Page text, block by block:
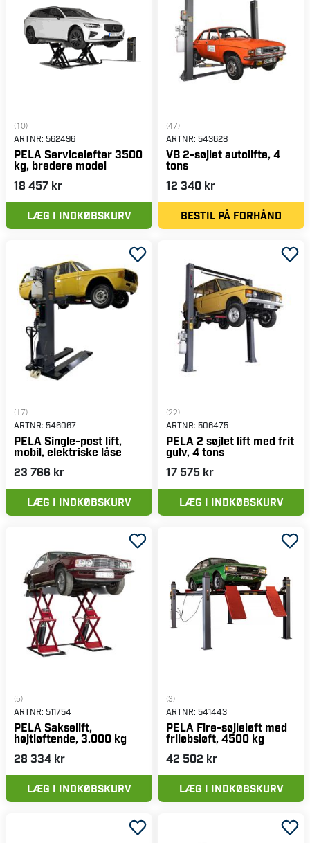
professionelt løfteudstyr til værkstedet.
(10)
ARTNR: 562496
PELA Serviceløfter 3500
kg, bredere model
18 457 kr
LÆG I INDKØBSKURV
(47)
ARTNR: 543628
VB 2-søjlet autolifte, 4
tons
12 340 kr
BESTIL PÅ FORHÅND
(17)
ARTNR: 546067
PELA Single-post lift,
mobil, elektriske låse
23 766 kr
LÆG I INDKØBSKURV
(22)
ARTNR: 506475
PELA 2 søjlet lift med frit
gulv, 4 tons
17 575 kr
LÆG I INDKØBSKURV
(5)
ARTNR: 511754
PELA Sakselift,
højtløftende, 3.000 kg
28 334 kr
LÆG I INDKØBSKURV
(3)
ARTNR: 541443
PELA Fire-søjleløft med
friløbsløft, 4500 kg
42 502 kr
LÆG I INDKØBSKURV